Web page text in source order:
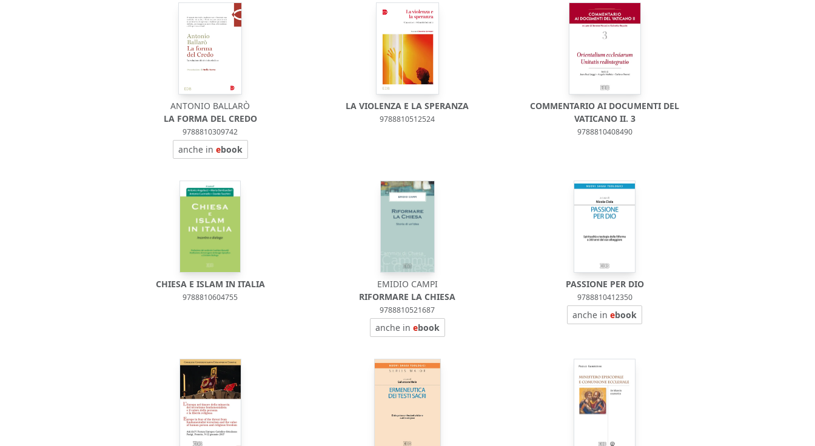
ANTONIO BALLARÒ
LA FORMA DEL CREDO
9788810309742
anche in ebook
LA VIOLENZA E LA SPERANZA
9788810512524
COMMENTARIO AI DOCUMENTI DEL
VATICANO II. 3
9788810408490
CHIESA E ISLAM IN ITALIA
9788810604755
EMIDIO CAMPI
RIFORMARE LA CHIESA
9788810521687
anche in ebook
PASSIONE PER DIO
9788810412350
anche inebook